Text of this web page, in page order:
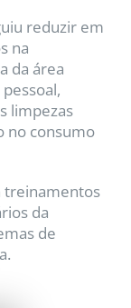
reduzir em
na
da área
limpezas
no consumo
treinamentos
da
de